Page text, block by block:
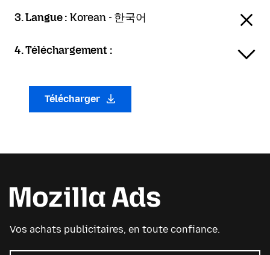
3. Langue : Korean - 한국어
4. Téléchargement :
Télécharger
Vos achats publicitaires, en toute confiance.